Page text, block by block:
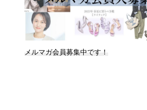
メルマガ会員募集中です！